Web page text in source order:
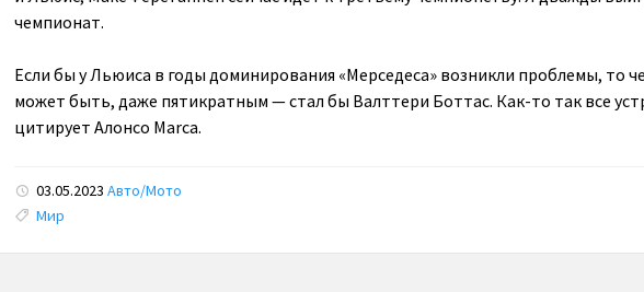
чемпионат.
Если бы у Льюиса в годы доминирования «Мерседеса» возникли проблемы, то
может быть, даже пятикратным — стал бы Валттери Боттас. Как-то так все
цитирует Алонсо Marca.
03.05.2023 Авто/Мото
Tags:
Мир